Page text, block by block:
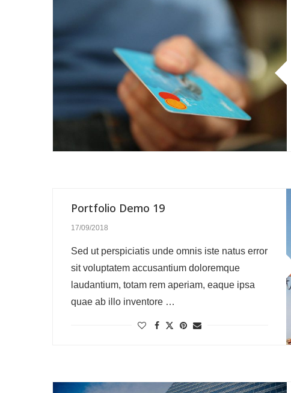
Portfolio Demo 19
17/09/2018
Sed ut perspiciatis unde omnis iste natus error
sit voluptatem accusantium doloremque
laudantium, totam rem aperiam, eaque ipsa
quae ab illo inventore …